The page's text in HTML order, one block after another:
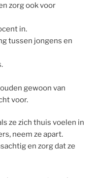
zorg ook voor
in.
tussen jongens en
gewoon van
voor.
ze zich thuis voelen in
neem ze apart.
en zorg dat ze